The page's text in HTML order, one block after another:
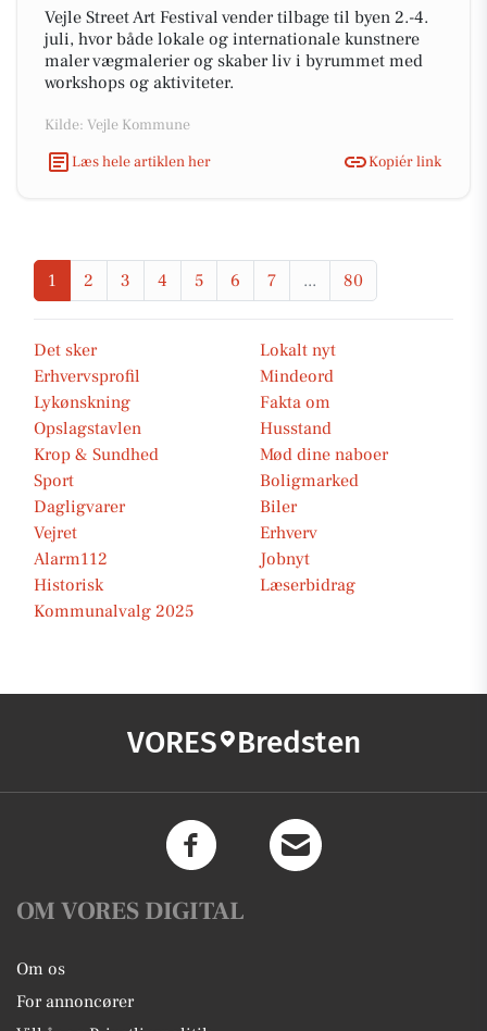
Vejle Street Art Festival vender tilbage til byen 2.-4.
juli, hvor både lokale og internationale kunstnere
maler vægmalerier og skaber liv i byrummet med
workshops og aktiviteter.
Kilde: Vejle Kommune
Læs hele artiklen her
Kopiér link
1 2 3 4 5 6 7 ... 80
Det sker
Lokalt nyt
Erhvervsprofil
Mindeord
Lykønskning
Fakta om
Opslagstavlen
Husstand
Krop & Sundhed
Mød dine naboer
Sport
Boligmarked
Dagligvarer
Biler
Vejret
Erhverv
Alarm112
Jobnyt
Historisk
Læserbidrag
Kommunalvalg 2025
VORES Bredsten
OM VORES DIGITAL
Om os
For annoncører